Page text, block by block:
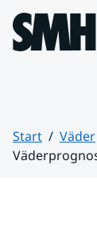
Hoppa till
Start Väder